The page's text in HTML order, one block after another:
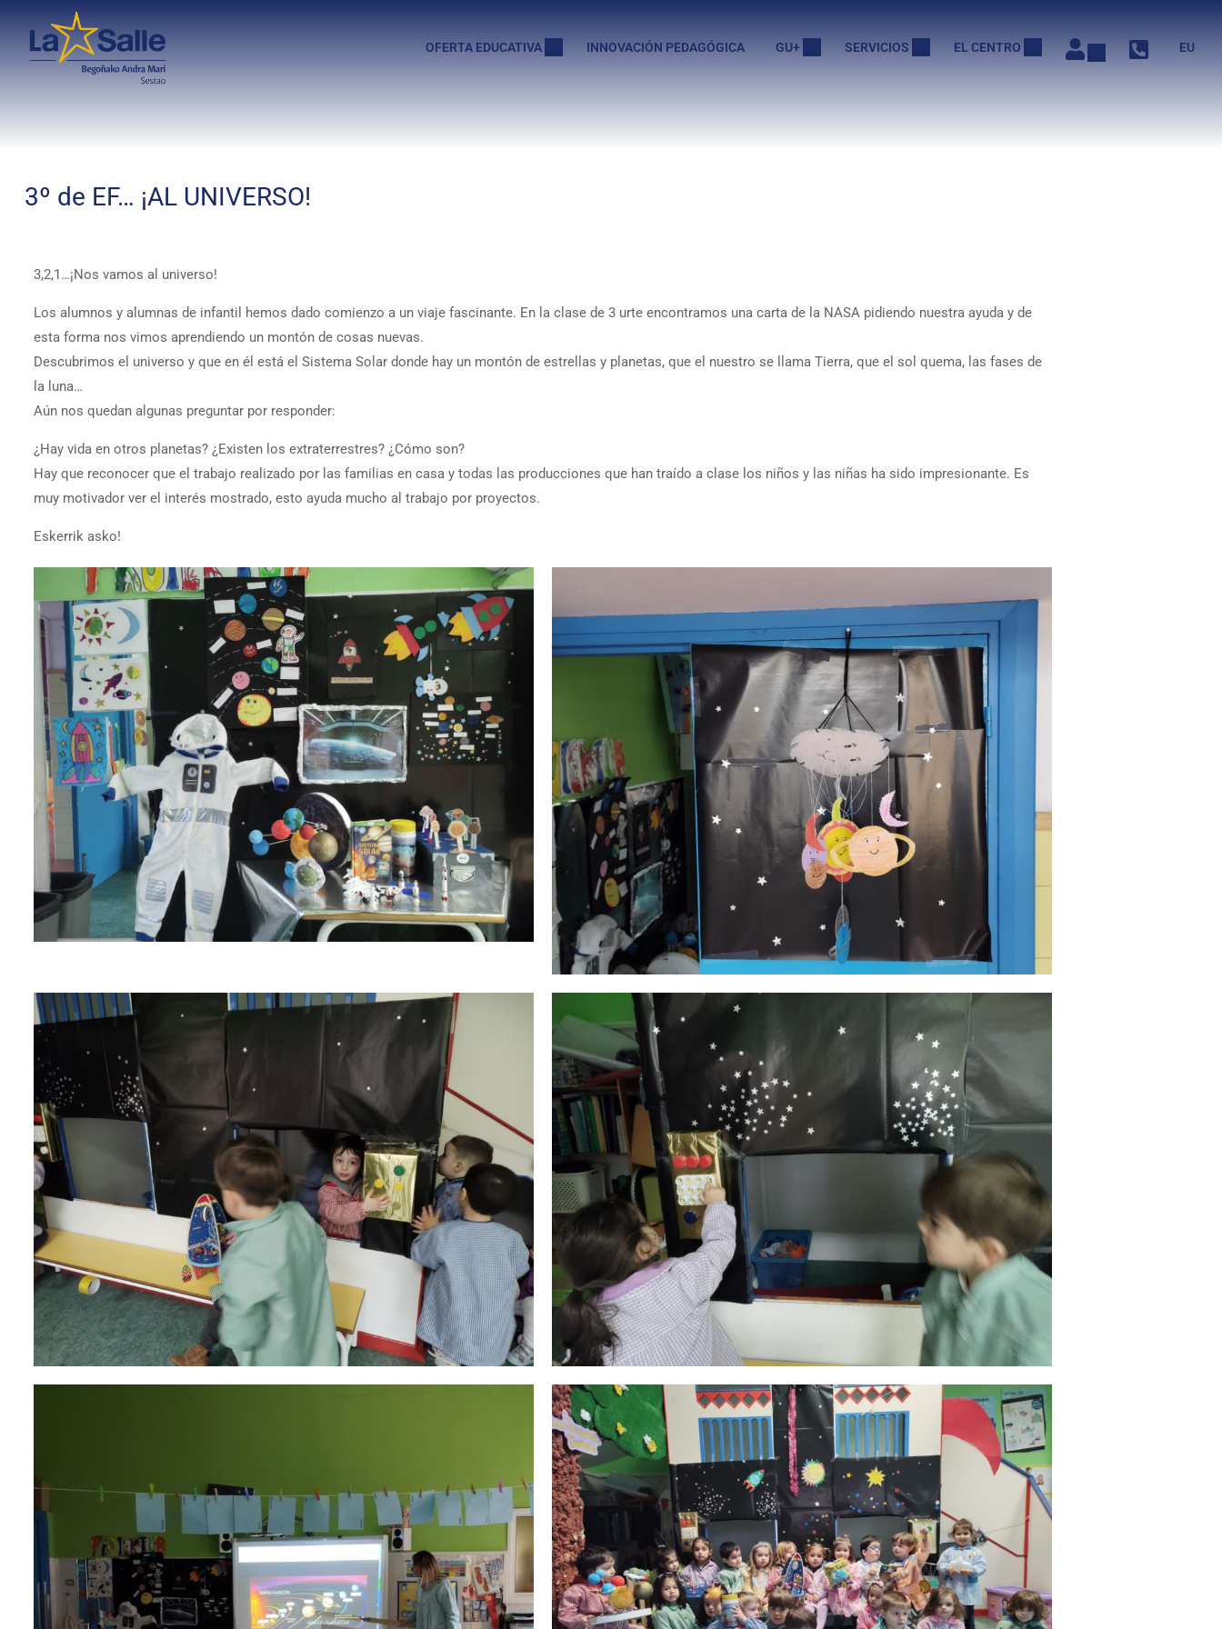
OFERTA EDUCATIVA INNOVACIÓN PEDAGÓGICA GU+ SERVICIOS EL CENTRO EU
3º de EF… ¡AL UNIVERSO!
3,2,1…¡Nos vamos al universo!
Los alumnos y alumnas de infantil hemos dado comienzo a un viaje fascinante. En la clase de 3 urte encontramos una carta de la NASA pidiendo nuestra ayuda y de
esta forma nos vimos aprendiendo un montón de cosas nuevas.
Descubrimos el universo y que en él está el Sistema Solar donde hay un montón de estrellas y planetas, que el nuestro se llama Tierra, que el sol quema, las fases de
la luna…
Aún nos quedan algunas preguntar por responder:
¿Hay vida en otros planetas? ¿Existen los extraterrestres? ¿Cómo son?
Hay que reconocer que el trabajo realizado por las familias en casa y todas las producciones que han traído a clase los niños y las niñas ha sido impresionante. Es
muy motivador ver el interés mostrado, esto ayuda mucho al trabajo por proyectos.
Eskerrik asko!